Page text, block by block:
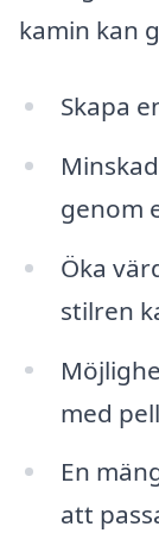
kamin kan
Skapa
genom
Öka
stilren
med
En
att